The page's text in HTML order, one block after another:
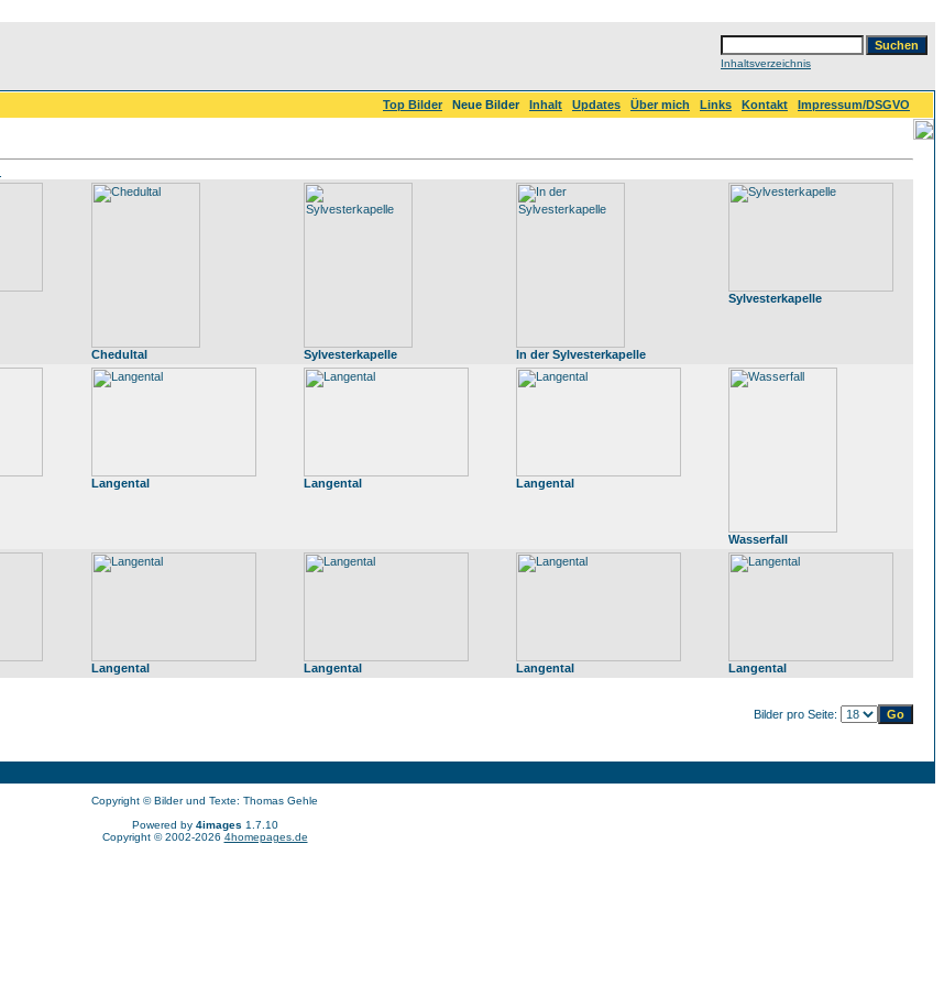
Inhaltsverzeichnis
Top Bilder Neue Bilder Inhalt Updates Über mich Links Kontakt
Impressum/DSGVO
Chedultal Sylvesterkapelle In der Sylvesterkapelle
Sylvesterkapelle
Langental Langental Langental
Wasserfall
Langental Langental Langental Langental
Bilder pro Seite:
Copyright © Bilder und Texte: Thomas Gehle
Powered by 4images 1.7.10
Copyright © 2002-2026 4homepages.de